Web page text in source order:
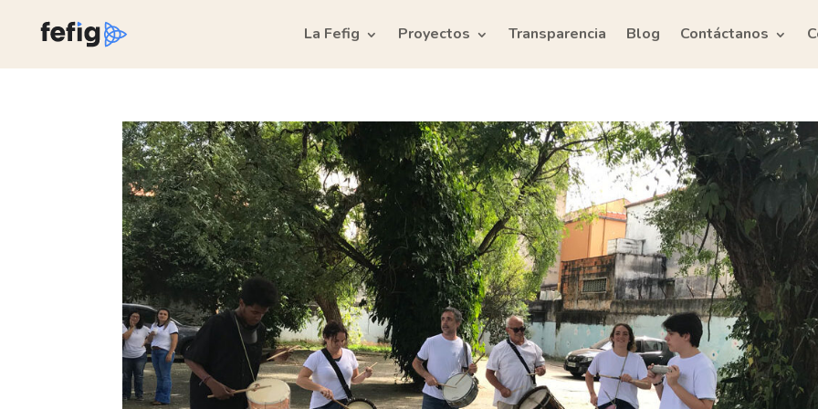
La Fefig Proyectos Transparencia Blog Contáctanos